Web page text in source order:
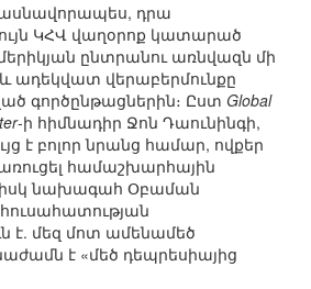
դրա
ԿՀՎ վաղօրոք կատարած
ընտրանու առնվազն մի
և ադեկվատ վերաբերմունքը
գործընթացներին։ Ըստ Global
-ի հիմնադիր Ջոն Դաունինգի,
է բոլոր նրանց համար, ովքեր
համաշխարհային
իսկ նախագահ Օբաման
է. մեզ մոտ ամենամեծ
է «մեծ դեպրեսիայից